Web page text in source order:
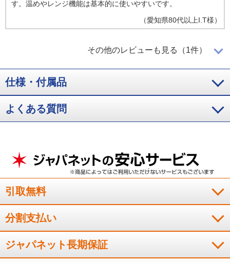
す。温めやレンジ機能は基本的に使いやすいです。
（愛知県80代以上I.T様）
満足感があります
に機能が良くて使いやすく満足感があります。
す。
商品により、同一シリーズをご購入された方の声を含みます。
その他のレビューも見る（1件）
仕様・付属品
よくある質問
引取無料
分割支払い
ジャパネット長期保証